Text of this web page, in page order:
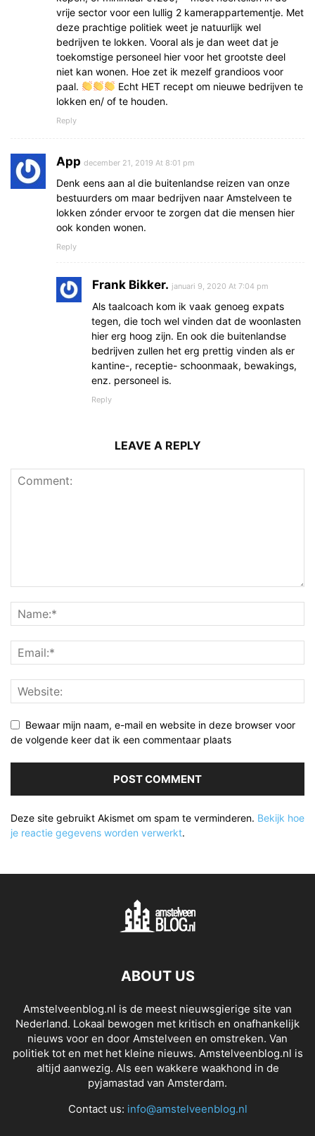
vrije sector voor een lullig 2 kamerappartementje. Met
deze prachtige politiek weet je natuurlijk wel
bedrijven te lokken. Vooral als je dan weet dat je
toekomstige personeel hier voor het grootste deel
niet kan wonen. Hoe zet ik mezelf grandioos voor
paal.
Echt HET recept om nieuwe bedrijven te
lokken en/ of te houden.
Reply
App december 21, 2019 At 8:01 pm
Denk eens aan al die buitenlandse reizen van onze
bestuurders om maar bedrijven naar Amstelveen te
lokken zónder ervoor te zorgen dat die mensen hier
ook konden wonen.
Reply
Frank Bikker. januari 9, 2020 At 7:04 pm
Als taalcoach kom ik vaak genoeg expats
tegen, die toch wel vinden dat de woonlasten
hier erg hoog zijn. En ook die buitenlandse
bedrijven zullen het erg prettig vinden als er
kantine-, receptie- schoonmaak, bewakings,
enz. personeel is.
Reply
LEAVE A REPLY
Bewaar mijn naam, e-mail en website in deze browser voor
de volgende keer dat ik een commentaar plaats
Deze site gebruikt Akismet om spam te verminderen. Bekijk hoe
je reactie gegevens worden verwerkt.
ABOUT US
Amstelveenblog.nl is de meest nieuwsgierige site van
Nederland. Lokaal bewogen met kritisch en onafhankelijk
nieuws voor en door Amstelveen en omstreken. Van
politiek tot en met het kleine nieuws. Amstelveenblog.nl is
altijd aanwezig. Als een wakkere waakhond in de
pyjamastad van Amsterdam.
Contact us: info@amstelveenblog.nl